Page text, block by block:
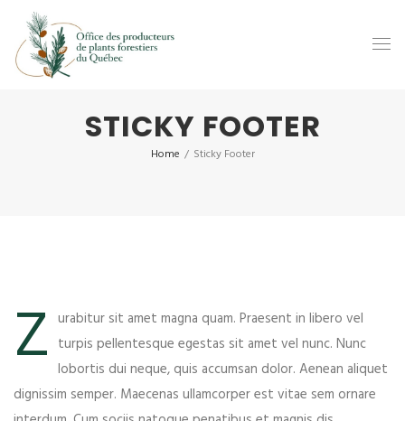
STICKY FOOTER
Home / Sticky Footer
Z urabitur sit amet magna quam. Praesent in libero vel
turpis pellentesque egestas sit amet vel nunc. Nunc
lobortis dui neque, quis accumsan dolor. Aenean aliquet
dignissim semper. Maecenas ullamcorper est vitae sem ornare